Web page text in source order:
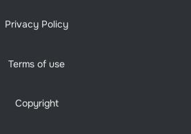
Privacy Policy
Terms of use
Copyright